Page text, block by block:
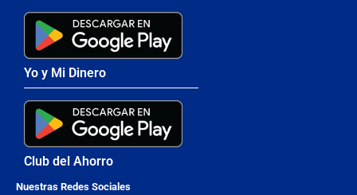
Yo y Mi Dinero
Club del Ahorro
Nuestras Redes Sociales